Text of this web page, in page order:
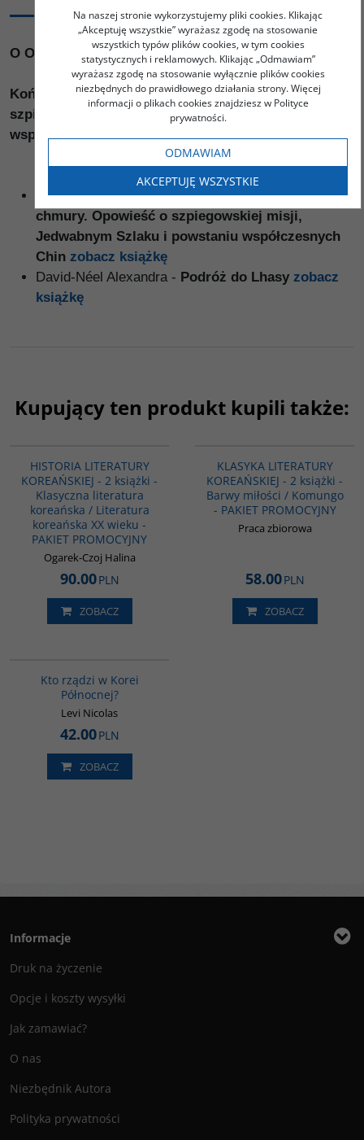
O ODKRYWANIU AZJI - Pakiet 2 książki
Koń który skacze przez chmury. Opowieść o
szpiegowskiej misji, Jedwabnym Szlaku i powstaniu
współczesnych Chin / Podróż do Lhasy
Tamm Eric Enno -Koń który skacze przez
chmury. Opowieść o szpiegowskiej misji,
Jedwabnym Szlaku i powstaniu współczesnych
Chin zobacz książkę
David-Néel Alexandra - Podróż do Lhasy zobacz
książkę
Kupujący ten produkt kupili także:
HISTORIA LITERATURY
KOREAŃSKIEJ - 2 książki -
Klasyczna literatura
koreańska / Literatura
koreańska XX wieku -
PAKIET PROMOCYJNY
Ogarek-Czoj Halina
90.00PLN
ZOBACZ
KLASYKA LITERATURY
KOREAŃSKIEJ - 2 książki -
Barwy miłości / Komungo
- PAKIET PROMOCYJNY
Praca zbiorowa
58.00PLN
ZOBACZ
Kto rządzi w Korei
Północnej?
Levi Nicolas
42.00PLN
ZOBACZ
Informacje
Druk na życzenie
Opcje i koszty wysyłki
Jak zamawiać?
O nas
Niezbędnik Autora
Polityka prywatności
Na naszej stronie wykorzystujemy pliki cookies. Klikając
„Akceptuję wszystkie” wyrażasz zgodę na stosowanie
wszystkich typów plików cookies, w tym cookies
statystycznych i reklamowych. Klikając „Odmawiam”
wyrażasz zgodę na stosowanie wyłącznie plików cookies
niezbędnych do prawidłowego działania strony. Więcej
informacji o plikach cookies znajdziesz w Polityce
prywatności.
ODMAWIAM
AKCEPTUJĘ WSZYSTKIE